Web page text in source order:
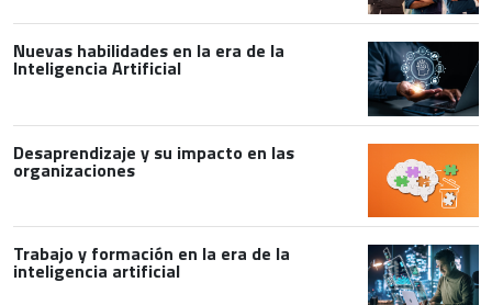
Nuevas habilidades en la era de la
Inteligencia Artificial
Desaprendizaje y su impacto en las
organizaciones
Trabajo y formación en la era de la
inteligencia artificial